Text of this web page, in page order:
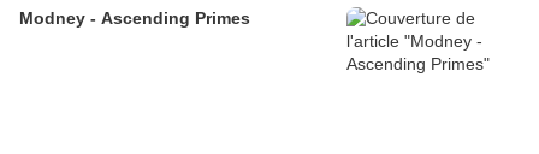
Modney - Ascending Primes